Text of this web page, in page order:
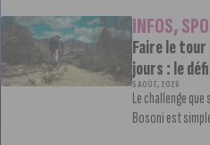
INFOS,
Faire le
jours : le
5 AOÛT, 2026
Le challenge
Bosoni est